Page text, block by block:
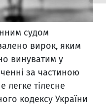
судом
вирок, яким
винуватим у
за частиною
легке тілесне
кодексу України